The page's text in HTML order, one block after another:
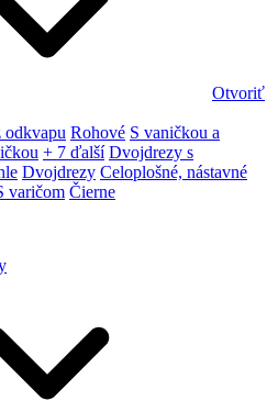
Otvoriť
odkvapu Rohové S vaničkou a
+ 7 ďalší Dvojdrezy s
Dvojdrezy Celoplošné, nástavné
varičom Čierne